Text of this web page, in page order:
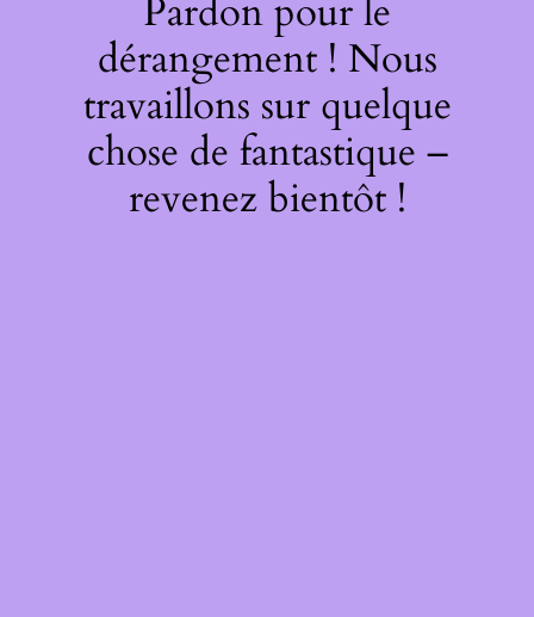
Pardon pour le
dérangement ! Nous
travaillons sur quelque
chose de fantastique –
revenez bientôt !